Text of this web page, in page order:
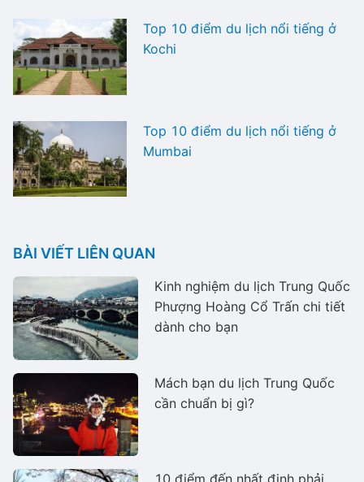
Top 10 điểm du lịch nổi tiếng ở
Kochi
Top 10 điểm du lịch nổi tiếng ở
Mumbai
BÀI VIẾT LIÊN QUAN
Kinh nghiệm du lịch Trung Quốc
Phượng Hoàng Cổ Trấn chi tiết
dành cho bạn
Mách bạn du lịch Trung Quốc
cần chuẩn bị gì?
10 điểm đến nhất định phải